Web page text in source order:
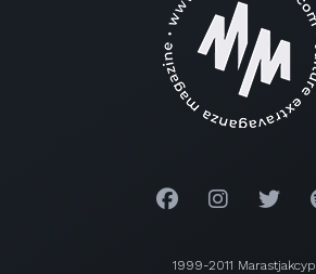
1999-2011 Marastjakcyp